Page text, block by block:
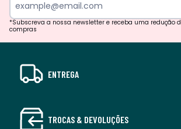
*Subscreva a nossa newsletter e receba uma redução
compras
ENTREGA
TROCAS & DEVOLUÇÕES